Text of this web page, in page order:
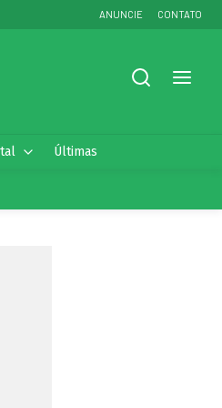
ANUNCIE CONTATO
Últimas